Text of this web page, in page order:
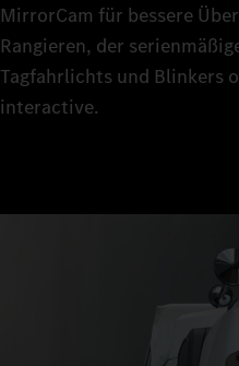
MirrorCam für bessere
Rangieren, der
Tagfahrlichts und Blinkers
interactive.